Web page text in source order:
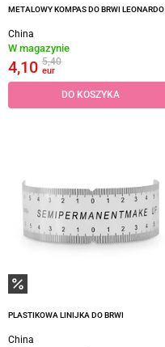
METALOWY KOMPAS DO BRWI LEONARDO
China
W magazynie
4,10 5,40
eur
DO KOSZYKA
PLASTIKOWA LINIJKA DO BRWI
China